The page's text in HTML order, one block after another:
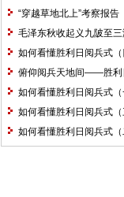
“穿越草地北上”考察报告
毛泽东秋收起义九陂至
如何看懂胜利日阅兵式（
俯仰阅兵天地间——胜利
如何看懂胜利日阅兵式（
如何看懂胜利日阅兵式（
如何看懂胜利日阅兵式（